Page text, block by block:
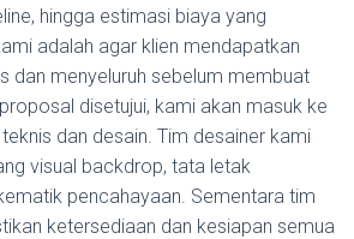
hingga estimasi biaya yang
adalah agar klien mendapatkan
dan menyeluruh sebelum membuat
disetujui, kami akan masuk ke
dan desain. Tim desainer kami
visual backdrop, tata letak
pencahayaan. Sementara tim
ketersediaan dan kesiapan semua